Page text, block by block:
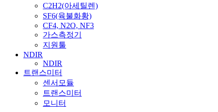
C2H2(아세틸렌)
SF6(육불화황)
CF4, N2O, NF3
가스측정기
지원툴
NDIR
NDIR
트랜스미터
센서모듈
트랜스미터
모니터